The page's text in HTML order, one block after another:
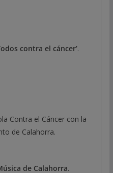
contra el cáncer’.
Contra el Cáncer con la
de Calahorra.
de Calahorra.